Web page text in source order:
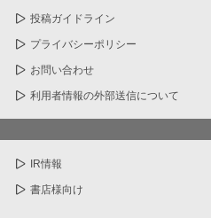
投稿ガイドライン
プライバシーポリシー
お問い合わせ
利用者情報の外部送信について
IR情報
書店様向け